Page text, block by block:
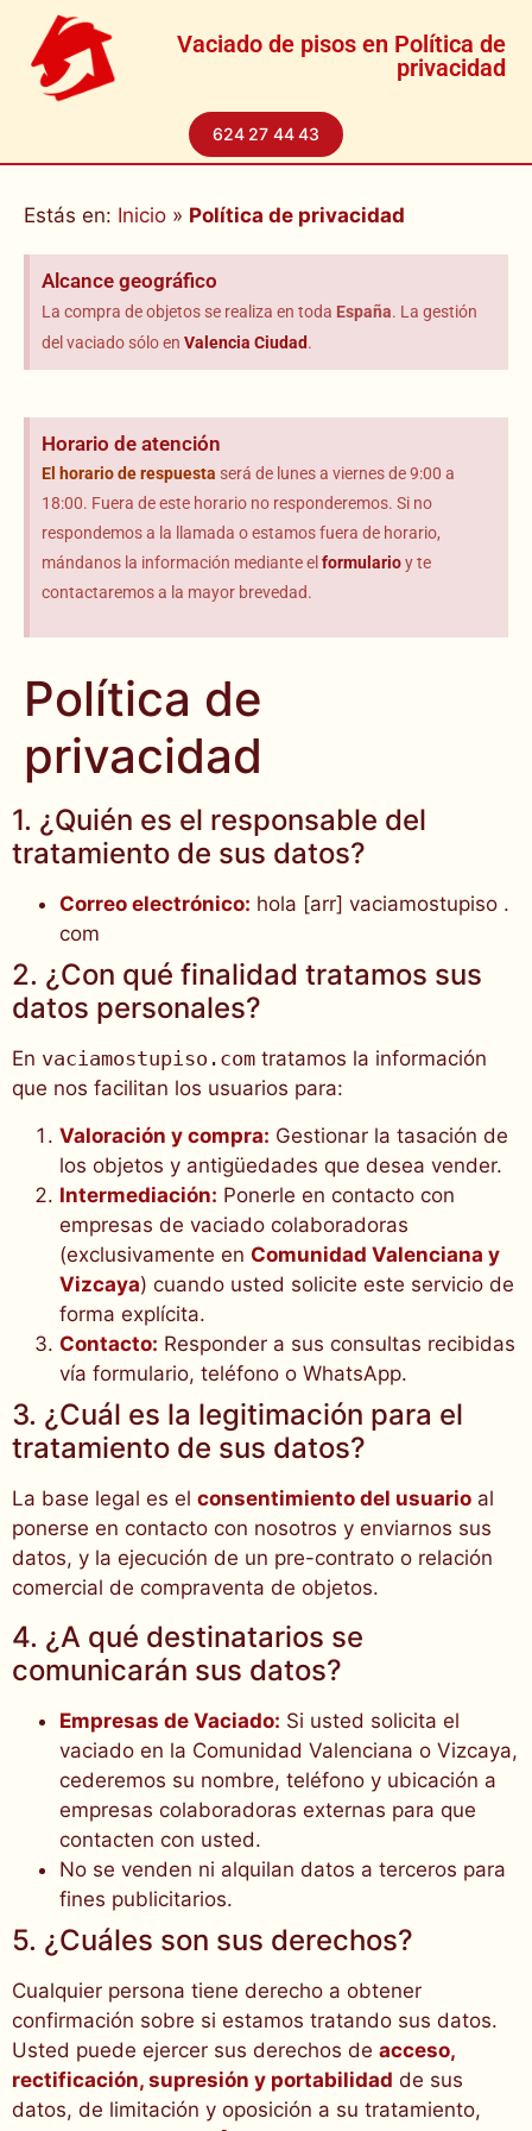
Vaciado de pisos en Política de
privacidad
624 27 44 43
Estás en: Inicio » Política de privacidad
Alcance geográfico
La compra de objetos se realiza en toda España. La gestión
del vaciado sólo en Valencia Ciudad.
Horario de atención
El horariode respuesta será de lunes a viernes de 9:00 a
18:00. Fuera de este horario no responderemos. Si no
respondemos a la llamada o estamos fuera de horario,
mándanos la información mediante el formularioy te
contactaremos a la mayor brevedad.
Política de
privacidad
1. ¿Quién es el responsable del
tratamiento de sus datos?
Correo electrónico: hola [arr] vaciamostupiso .
com
2. ¿Con qué finalidad tratamos sus
datos personales?
En vaciamostupiso.com tratamos la información
que nos facilitan los usuarios para:
Valoración y compra: Gestionar la tasación de
los objetos y antigüedades que desea vender.
Intermediación: Ponerle en contacto con
empresas de vaciado colaboradoras
(exclusivamente en Comunidad Valenciana y
Vizcaya) cuando usted solicite este servicio de
forma explícita.
Contacto: Responder a sus consultas recibidas
vía formulario, teléfono o WhatsApp.
3. ¿Cuál es la legitimación para el
tratamiento de sus datos?
La base legal es el consentimiento del usuario al
ponerse en contacto con nosotros y enviarnos sus
datos, y la ejecución de un pre-contrato o relación
comercial de compraventa de objetos.
4. ¿A qué destinatarios se
comunicarán sus datos?
Empresas de Vaciado: Si usted solicita el
vaciado en la Comunidad Valenciana o Vizcaya,
cederemos su nombre, teléfono y ubicación a
empresas colaboradoras externas para que
contacten con usted.
No se venden ni alquilan datos a terceros para
fines publicitarios.
5. ¿Cuáles son sus derechos?
Cualquier persona tiene derecho a obtener
confirmación sobre si estamos tratando sus datos.
Usted puede ejercer sus derechos de acceso,
rectificación, supresión y portabilidad de sus
datos, de limitación y oposición a su tratamiento,